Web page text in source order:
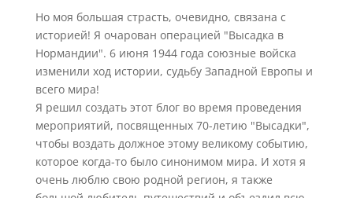
Но моя большая страсть, очевидно, связана с
историей! Я очарован операцией "Высадка в
Нормандии". 6 июня 1944 года союзные войска
изменили ход истории, судьбу Западной Европы и
всего мира!
Я решил создать этот блог во время проведения
мероприятий, посвященных 70-летию "Высадки",
чтобы воздать должное этому великому событию,
которое когда-то было синонимом мира. И хотя я
очень люблю свою родной регион, я также